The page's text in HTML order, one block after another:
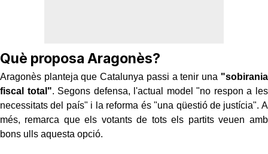
Què proposa Aragonès?
Aragonès planteja que Catalunya passi a tenir una "sobirania
fiscal total". Segons defensa, l'actual model "no respon a les
necessitats del país" i la reforma és "una qüestió de justícia". A
més, remarca que els votants de tots els partits veuen amb
bons ulls aquesta opció.